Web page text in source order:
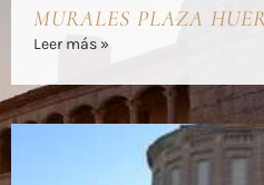
MURALES PLAZA
Leer más »